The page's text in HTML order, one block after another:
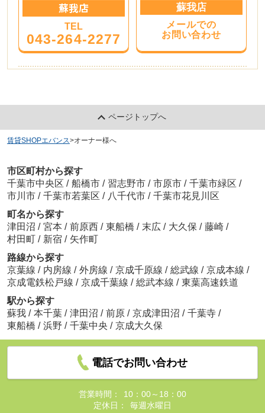
蘇我店
TEL
043-264-2277
蘇我店
メールでの
お問い合わせ
ページトップへ
賃貸SHOPエバンス>オーナー様へ
市区町村から探す
千葉市中央区 / 船橋市 / 習志野市 / 市原市 / 千葉市緑区 /
市川市 / 千葉市若葉区 / 八千代市 / 千葉市花見川区
町名から探す
津田沼 / 宮本 / 前原西 / 東船橋 / 末広 / 大久保 / 藤崎 /
村田町 / 新宿 / 矢作町
路線から探す
京葉線 / 内房線 / 外房線 / 京成千原線 / 総武線 / 京成本線 /
京成電鉄松戸線 / 京成千葉線 / 総武本線 / 東葉高速鉄道
駅から探す
蘇我 / 本千葉 / 津田沼 / 前原 / 京成津田沼 / 千葉寺 /
東船橋 / 浜野 / 千葉中央 / 京成大久保
電話でお問い合わせ
営業時間：
10：00～18：00
定休日：
毎週水曜日